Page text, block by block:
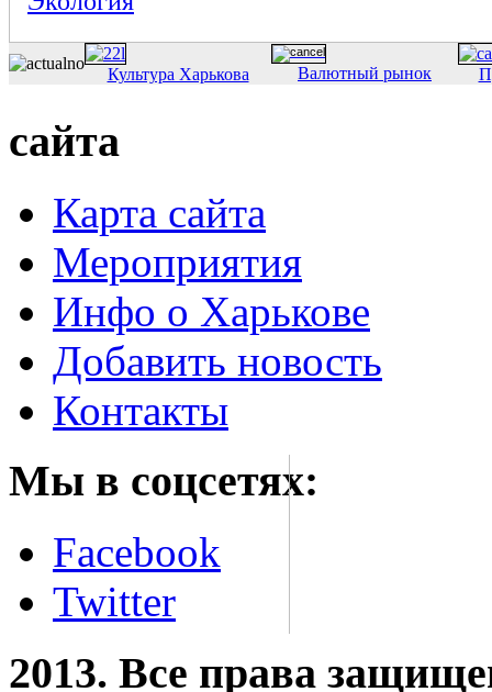
Культура Харькова Валютный рынок
сайта
Карта сайта
Мероприятия
Инфо о Харькове
Добавить новость
Контакты
Мы в соцсетях:
Facebook
Twitter
2013. Все права